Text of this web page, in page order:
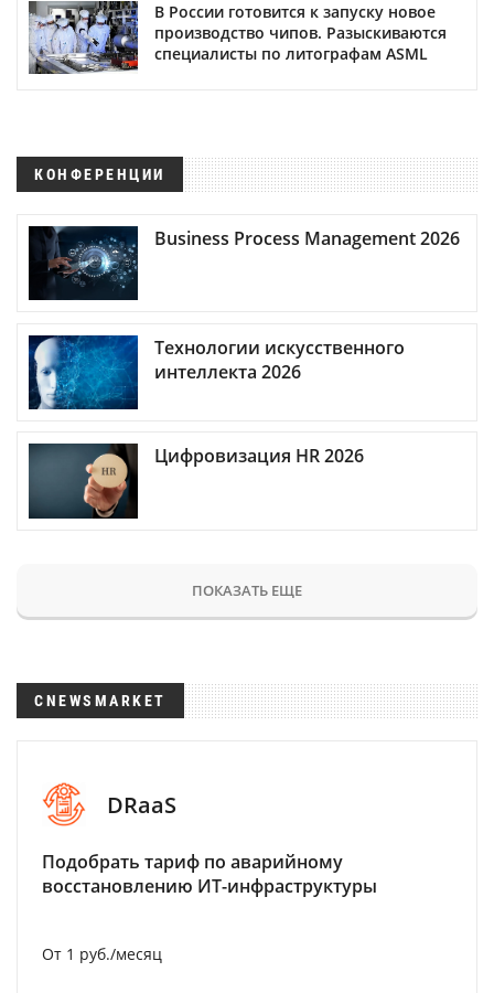
В России готовится к запуску новое
производство чипов. Разыскиваются
специалисты по литографам ASML
КОНФЕРЕНЦИИ
Business Process Management 2026
Технологии искусственного
интеллекта 2026
Цифровизация HR 2026
ПОКАЗАТЬ ЕЩЕ
CNEWSMARKET
DRaaS
Подобрать тариф по аварийному
восстановлению ИТ-инфраструктуры
От 1 руб./месяц